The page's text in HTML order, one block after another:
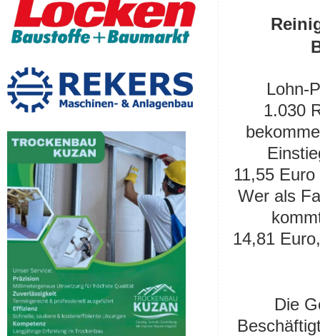
Lohn-
1.030
11,55
Wer als
14,81
Die